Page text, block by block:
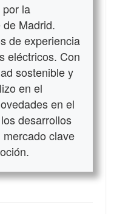
por la
Madrid.
de experiencia
eléctricos. Con
sostenible y
en el
en el
desarrollos
clave